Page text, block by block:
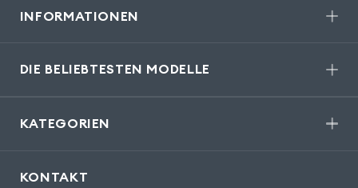
INFORMATIONEN
DIE BELIEBTESTEN MODELLE
KATEGORIEN
KONTAKT